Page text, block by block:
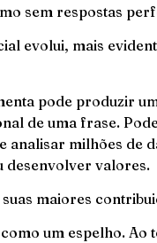
sem respostas
evolui, mais
pode produzir
de uma frase.
analisar milhões de
desenvolver valores.
maiores
um espelho. Ao